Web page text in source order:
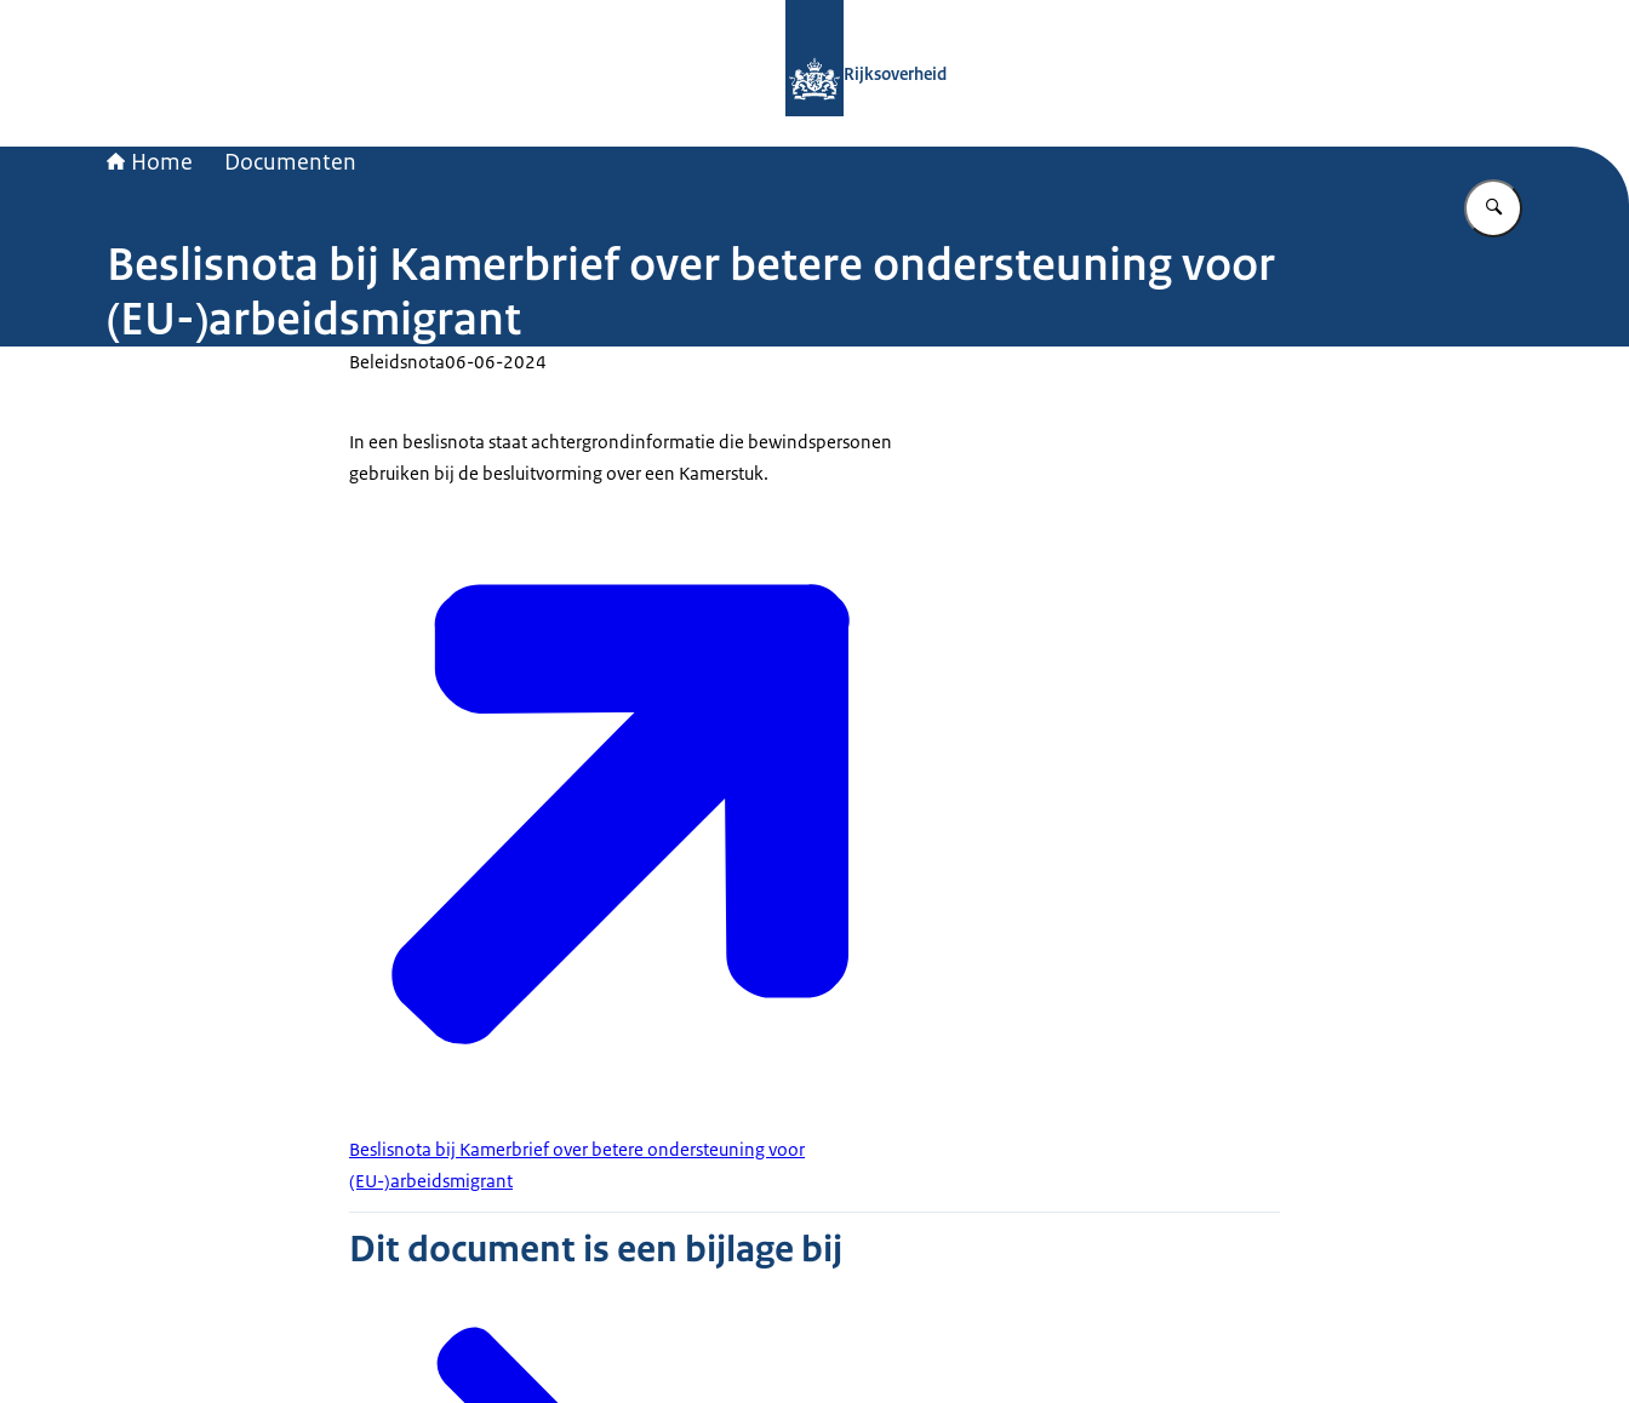
Rijksoverheid
Home Documenten
Vul in wat u
Beslisnota bij Kamerbrief over betere ondersteuning voor
(EU-)arbeidsmigrant
Beleidsnota06-06-2024
In een beslisnota staat achtergrondinformatie die bewindspersonen
gebruiken bij de besluitvorming over een Kamerstuk.
Beslisnota bij Kamerbrief over betere ondersteuning voor
(EU-)arbeidsmigrant
Dit document is een bijlage bij